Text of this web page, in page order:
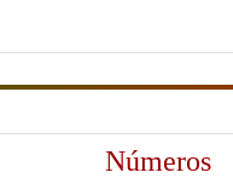
Números